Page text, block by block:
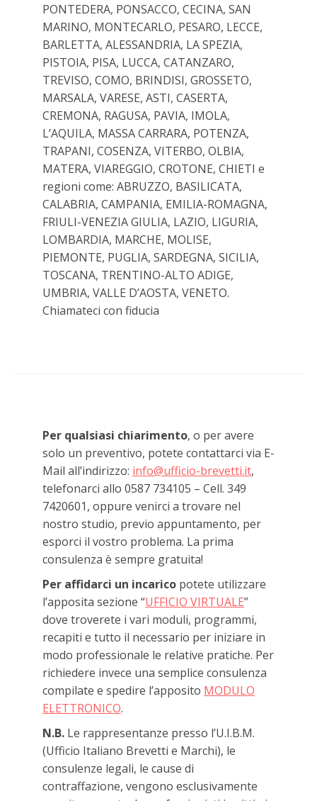
PONTEDERA, PONSACCO, CECINA, SAN
MARINO, MONTECARLO, PESARO, LECCE,
BARLETTA, ALESSANDRIA, LA SPEZIA,
PISTOIA, PISA, LUCCA, CATANZARO,
TREVISO, COMO, BRINDISI, GROSSETO,
MARSALA, VARESE, ASTI, CASERTA,
CREMONA, RAGUSA, PAVIA, IMOLA,
L’AQUILA, MASSA CARRARA, POTENZA,
TRAPANI, COSENZA, VITERBO, OLBIA,
MATERA, VIAREGGIO, CROTONE, CHIETI e
regioni come: ABRUZZO, BASILICATA,
CALABRIA, CAMPANIA, EMILIA-ROMAGNA,
FRIULI-VENEZIA GIULIA, LAZIO, LIGURIA,
LOMBARDIA, MARCHE, MOLISE,
PIEMONTE, PUGLIA, SARDEGNA, SICILIA,
TOSCANA, TRENTINO-ALTO ADIGE,
UMBRIA, VALLE D’AOSTA, VENETO.
Chiamateci con fiducia
Per qualsiasi chiarimento, o per avere
solo un preventivo, potete contattarci via E-
Mail all’indirizzo: info@ufficio-brevetti.it,
telefonarci allo 0587 734105 – Cell. 349
7420601, oppure venirci a trovare nel
nostro studio, previo appuntamento, per
esporci il vostro problema. La prima
consulenza è sempre gratuita!
Per affidarci un incarico potete utilizzare
l’apposita sezione “UFFICIO VIRTUALE”
dove troverete i vari moduli, programmi,
recapiti e tutto il necessario per iniziare in
modo professionale le relative pratiche. Per
richiedere invece una semplice consulenza
compilate e spedire l’apposito MODULO
ELETTRONICO.
N.B. Le rappresentanze presso l’U.I.B.M.
(Ufficio Italiano Brevetti e Marchi), le
consulenze legali, le cause di
contraffazione, vengono esclusivamente